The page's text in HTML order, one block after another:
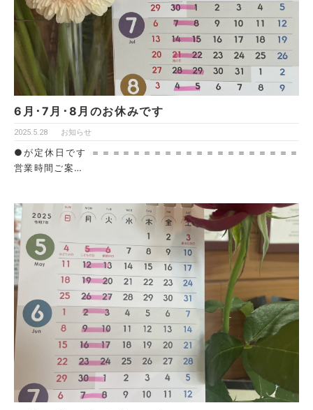
6月･7月･8月のお休みです
2025.5.28 お知らせ
●が定休日です ＝＝＝＝＝＝＝＝＝＝＝＝＝＝＝＝＝＝＝＝
営業時間ご案…